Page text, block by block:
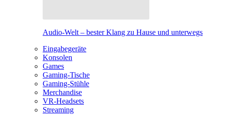
Audio-Welt – bester Klang zu Hause und unterwegs
Eingabegeräte
Konsolen
Games
Gaming-Tische
Gaming-Stühle
Merchandise
VR-Headsets
Streaming